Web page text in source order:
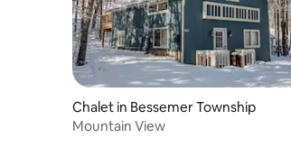
Chalet in Bessemer Township
Mountain View